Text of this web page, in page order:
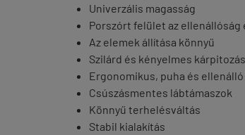
Univerzális magasság
Porszórt felület az ellenállóság
Az elemek állítása könnyű
Szilárd és kényelmes kárpitozás
Ergonomikus, puha és
Csúszásmentes lábtámaszok
Könnyű terhelésváltás
Stabil kialakítás